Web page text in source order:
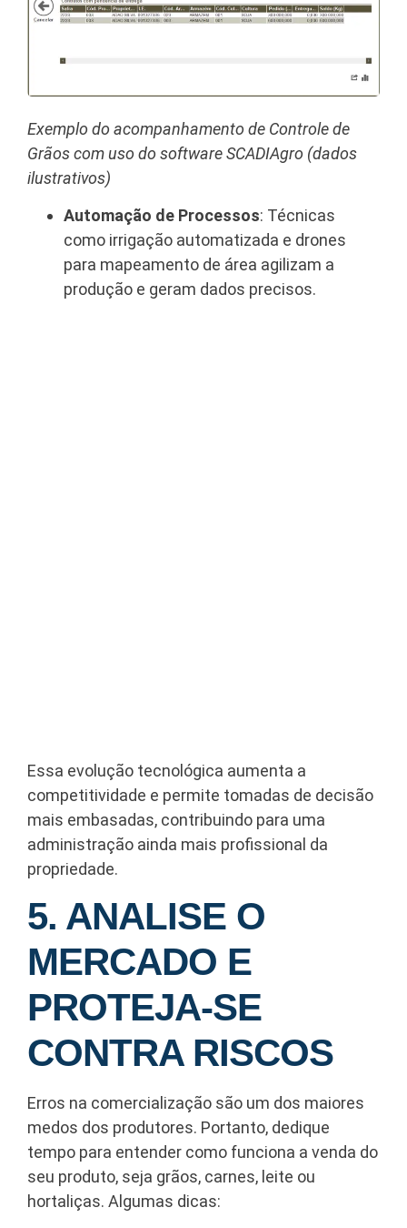
Exemplo do acompanhamento de Controle de
Grãos com uso do software SCADIAgro (dados
ilustrativos)
Automação de Processos: Técnicas
como irrigação automatizada e drones
para mapeamento de área agilizam a
produção e geram dados precisos.
Essa evolução tecnológica aumenta a
competitividade e permite tomadas de decisão
mais embasadas, contribuindo para uma
administração ainda mais profissional da
propriedade.
5. ANALISE O
MERCADO E
PROTEJA-SE
CONTRA RISCOS
Erros na comercialização são um dos maiores
medos dos produtores. Portanto, dedique
tempo para entender como funciona a venda do
seu produto, seja grãos, carnes, leite ou
hortaliças. Algumas dicas: